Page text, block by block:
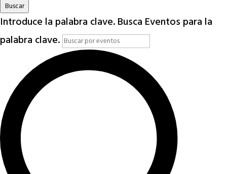
Buscar
Introduce la palabra clave. Busca Eventos para la
palabra clave.